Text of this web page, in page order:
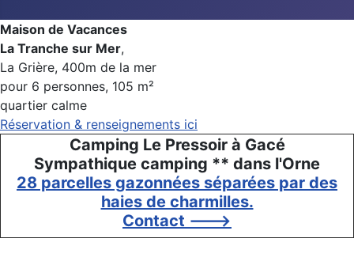
Maison de Vacances
La Tranche sur Mer,
La Grière, 400m de la mer
pour 6 personnes, 105 m²
quartier calme
Réservation & renseignements ici
Camping Le Pressoir à Gacé
Sympathique camping ** dans l'Orne
28 parcelles gazonnées séparées par des
haies de charmilles.
Contact --->